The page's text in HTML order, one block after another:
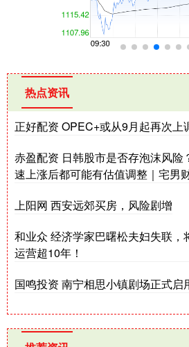
热点资讯
正好配资 OPEC+或从9月起再次上
赤盈配资 日韩股市是否存泡沫风险
速上涨后都可能有估值调整｜宅男
上阳网 西安远郊买房，风险剧增
和业众 经济学家巴曙松夫妇失联，
运营超10年！
国鸣投资 南宁相思小镇剧场正式启